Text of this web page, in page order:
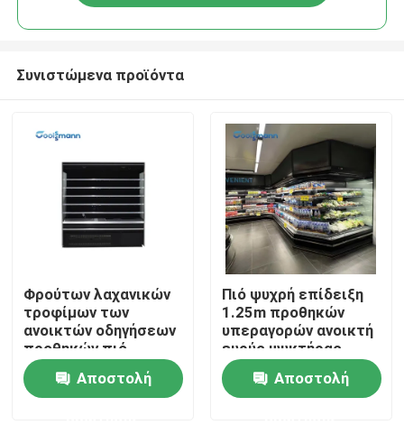
Σπίτι
Προϊόντα
Συνιστώμενα προϊόντα
Φρούτων λαχανικών
τροφίμων των
ανοικτών οδηγήσεων
προθηκών πιό
ψυχρών 4 στρώματα
ψυγείων επίδειξης
Αποστολή
Πιό ψυχρή επίδειξη
1.25m προθηκών
υπεραγορών ανοικτή
ευρύς ψυκτήρας
γραφείου λαχανικών
φρούτωνΑποστολή